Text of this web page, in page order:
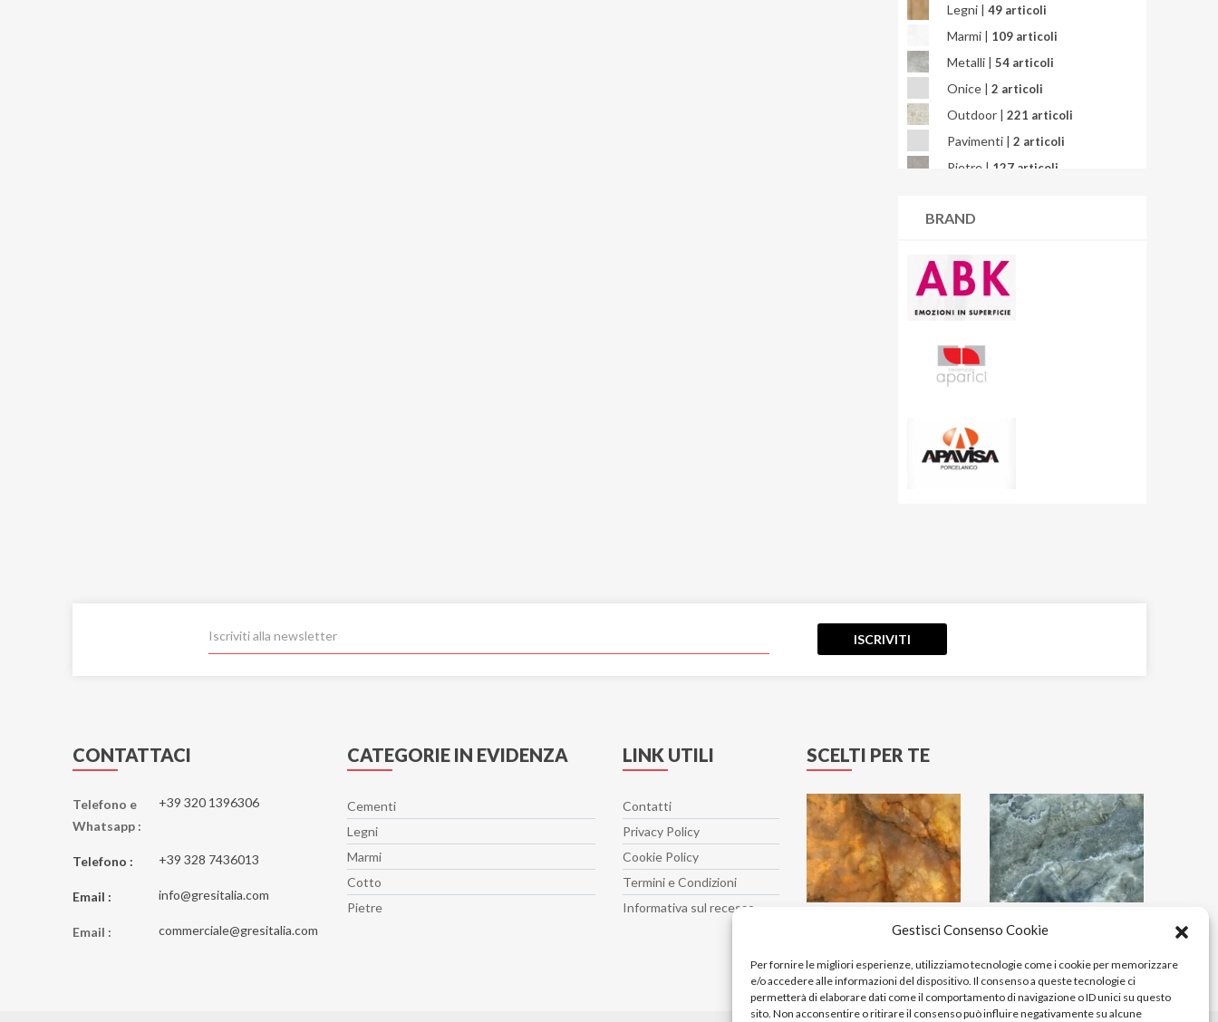
Gestisci Consenso Cookie
Per fornire le migliori esperienze, utilizziamo tecnologie come i cookie per memorizzare
e/o accedere alle informazioni del dispositivo. Il consenso a queste tecnologie ci
permetterà di elaborare dati come il comportamento di navigazione o ID unici su questo
sito. Non acconsentire o ritirare il consenso può influire negativamente su alcune
Calacatta Gold
Calacatta Oceanic
Calacatta Splendido
Calacatta Viola
Calcarea
Campigiane
Cardosia
Cart
Carton
Cashmere
City Plaster
Concept
Corten
Crystal Sea
Eco-Chic
Etoile
Explosion
Fantastic Green
Fiordi
Flatiron
Gatsby
Genesis
Genesis EK
Legni | 49 articoli
Marmi | 109 articoli
Metalli | 54 articoli
Onice | 2 articoli
Outdoor | 221 articoli
Pavimenti | 2 articoli
Pietre | 127 articoli
Resina |
Wallart |45 articoli
BRAND
ISCRIVITI
CONTATTACI
Telefono e
Whatsapp :
+39 320 1396306
Telefono : +39 328 7436013
Email : info@gresitalia.com
Email : commerciale@gresitalia.com
CATEGORIE IN EVIDENZA
Cementi
Legni
Marmi
Cotto
Pietre
LINK UTILI
Contatti
Privacy Policy
Cookie Policy
Termini e Condizioni
Informativa sul recesso
SCELTI PER TE